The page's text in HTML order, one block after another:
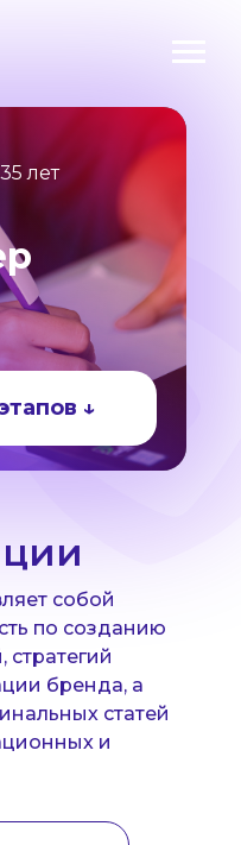
лет
↓
собой
по созданию
бренда, а
статей
и